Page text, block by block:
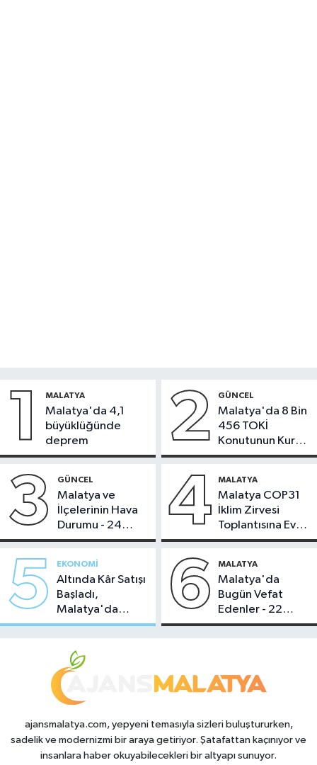
1 MALATYA
Malatya'da 4,1
büyüklüğünde
deprem
2 GÜNCEL
Malatya'da 8 Bin
456 TOKİ
Konutunun Kurası
Bugün Çekiliyor
3 GÜNCEL
Malatya ve
İlçelerinin Hava
Durumu - 24
Temmuz 2026
4 MALATYA
Malatya COP31
İklim Zirvesi
Toplantısına Ev
Sahipliği Yaptı
5 EKONOMI
Altında Kâr Satışı
Başladı,
Malatya'da
Makas Ne
6 MALATYA
Malatya'da
Bugün Vefat
Edenler - 22
Temmuz 2026
ajansmalatya.com, yepyeni temasıyla sizleri buluştururken,
sadelik ve modernizmi bir araya getiriyor. Şatafattan kaçınıyor ve
insanlara haber okuyabilecekleri bir altyapı sunuyor.